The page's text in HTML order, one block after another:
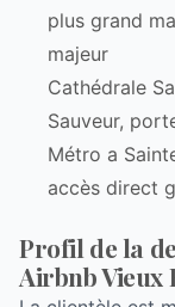
plus grand
majeur
Cathédrale
Sauveur,
Métro a
accès direct
Profil de la
Airbnb Vieux